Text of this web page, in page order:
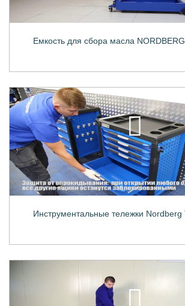
Емкость для сбора масла
Инструментальные тележки Nordberg